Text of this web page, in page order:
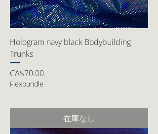
Hologram navy black Bodybuilding
Trunks
価格
CA$70.00
Flexbundle
在庫なし